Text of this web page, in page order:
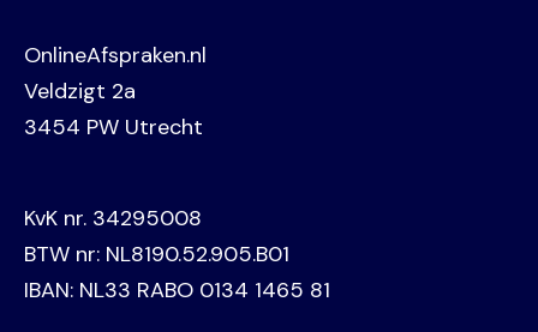
OnlineAfspraken.nl
Veldzigt 2a
3454 PW Utrecht
KvK nr. 34295008
BTW nr: NL8190.52.905.B01
IBAN: NL33 RABO 0134 1465 81